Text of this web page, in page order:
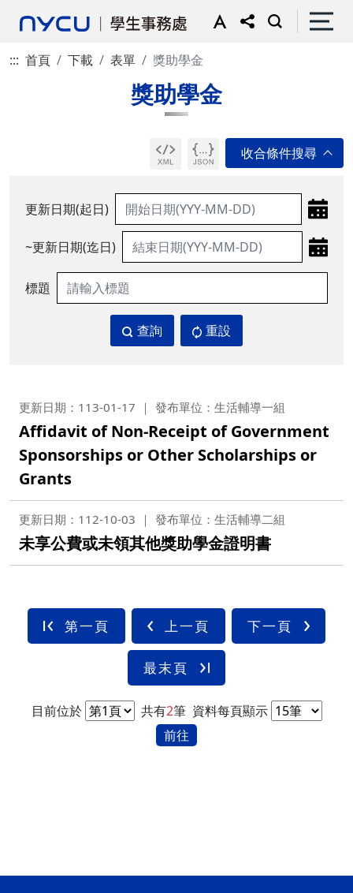
::: 首頁 下載 表單 獎助學金
獎助學金
更新日期(起日)
~更新日期(迄日)
標題
查詢 重設
更新日期：113-01-17 發布單位：生活輔導一組
Affidavit of Non-Receipt of Government
Sponsorships or Other Scholarships or
Grants
更新日期：112-10-03 發布單位：生活輔導二組
未享公費或未領其他獎助學金證明書
第一頁 上一頁 下一頁
最末頁
目前位於 共有2筆 資料每頁顯示
前往